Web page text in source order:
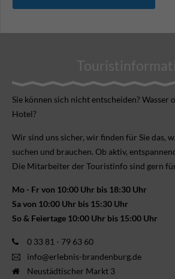
Sie können sich nicht ent­scheiden? Wasser
Hotel?
Wir sind uns sicher, wir finden für Sie das,
suchen und brauchen. Ob aktiv,
Die Mitarbeiter der Touristinfo sind gern
Mo - Fr von 10:00 Uhr bis 18:30 Uhr
Sa von 10:00 Uhr bis 15:30 Uhr
So & Feiertage 10:00 Uhr bis 15:00 Uhr
0 33 81 - 79 63 60
info@erlebnis-brandenburg.de
Neustädtischer Markt 3